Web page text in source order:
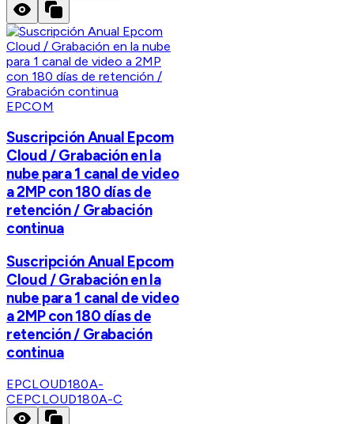
EPCOM
Suscripción Anual Epcom
Cloud / Grabación en la
nube para 1 canal de video
a 2MP con 180 días de
retención / Grabación
continua
Suscripción Anual Epcom
Cloud / Grabación en la
nube para 1 canal de video
a 2MP con 180 días de
retención / Grabación
continua
EPCLOUD180A-
CEPCLOUD180A-C